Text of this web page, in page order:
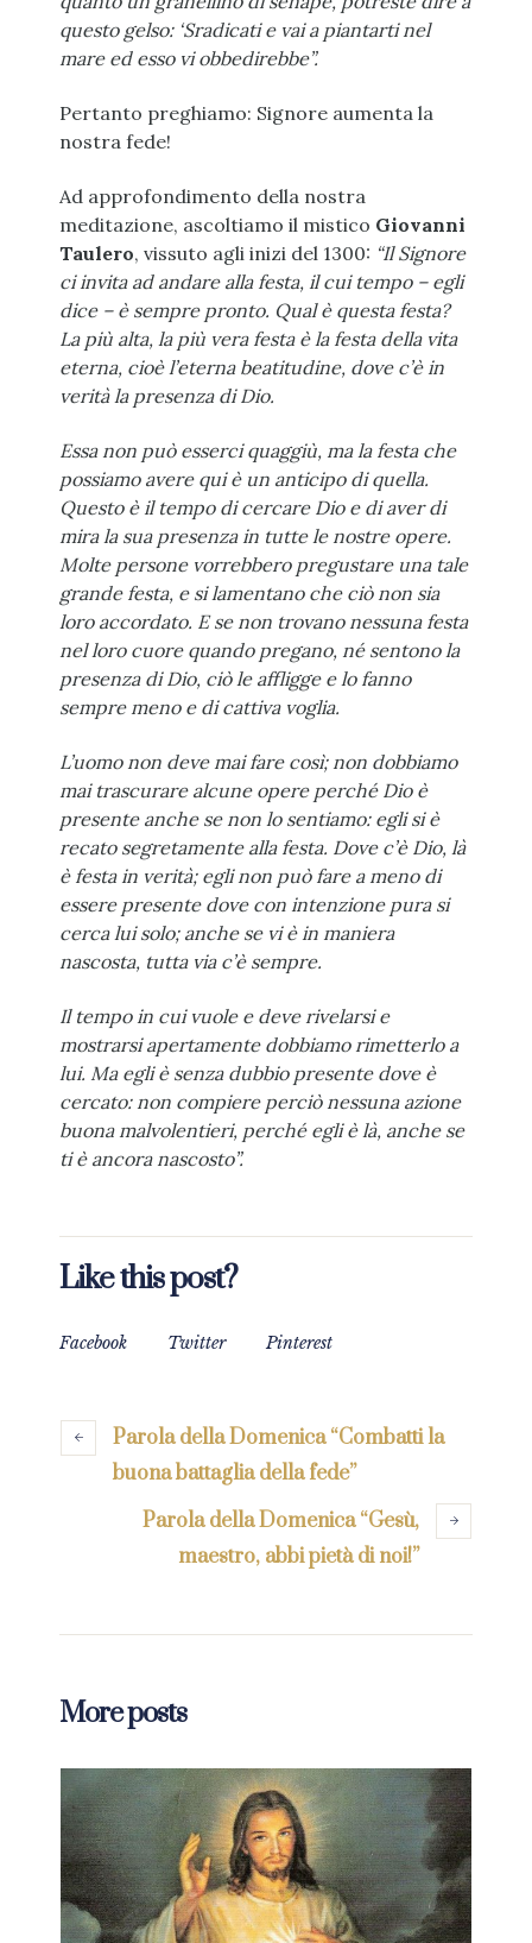
questo gelso: ‘Sradicati e vai a piantarti nel
mare ed esso vi obbedirebbe”.
Pertanto preghiamo: Signore aumenta la
nostra fede!
Ad approfondimento della nostra
meditazione, ascoltiamo il mistico Giovanni
Taulero, vissuto agli inizi del 1300: “Il Signore
ci invita ad andare alla festa, il cui tempo – egli
dice – è sempre pronto. Qual è questa festa?
La più alta, la più vera festa è la festa della vita
eterna, cioè l’eterna beatitudine, dove c’è in
verità la presenza di Dio.
Essa non può esserci quaggiù, ma la festa che
possiamo avere qui è un anticipo di quella.
Questo è il tempo di cercare Dio e di aver di
mira la sua presenza in tutte le nostre opere.
Molte persone vorrebbero pregustare una tale
grande festa, e si lamentano che ciò non sia
loro accordato. E se non trovano nessuna festa
nel loro cuore quando pregano, né sentono la
presenza di Dio, ciò le affligge e lo fanno
sempre meno e di cattiva voglia.
L’uomo non deve mai fare così; non dobbiamo
mai trascurare alcune opere perché Dio è
presente anche se non lo sentiamo: egli si è
recato segretamente alla festa. Dove c’è Dio, là
è festa in verità; egli non può fare a meno di
essere presente dove con intenzione pura si
cerca lui solo; anche se vi è in maniera
nascosta, tutta via c’è sempre.
Il tempo in cui vuole e deve rivelarsi e
mostrarsi apertamente dobbiamo rimetterlo a
lui. Ma egli è senza dubbio presente dove è
cercato: non compiere perciò nessuna azione
buona malvolentieri, perché egli è là, anche se
ti è ancora nascosto”.
Like this post?
Facebook Twitter Pinterest
Parola della Domenica “Combatti la
buona battaglia della fede”
Parola della Domenica “Gesù,
maestro, abbi pietà di noi!”
More posts